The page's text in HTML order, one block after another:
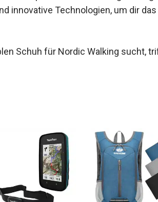
innovative Technologien, um dir das
Schuh für Nordic Walking sucht,